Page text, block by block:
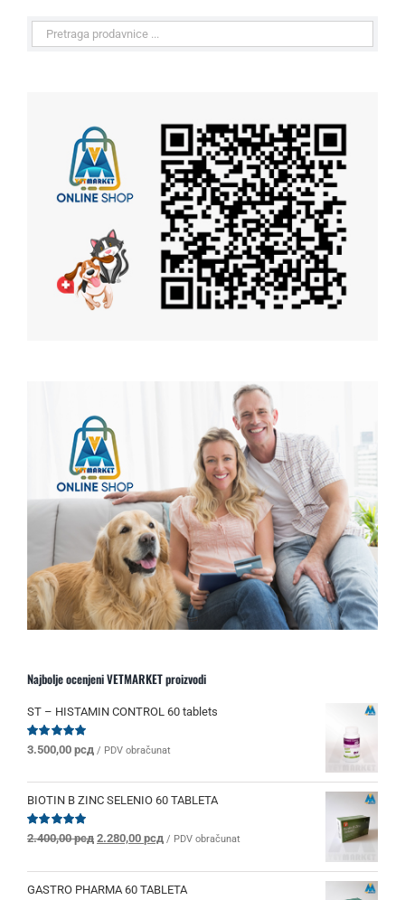
Najbolje ocenjeni VETMARKET proizvodi
ST – HISTAMIN CONTROL 60 tablets
Ocenjeno
od 5
3.500,00 рсд / PDV obračunat
BIOTIN B ZINC SELENIO 60 TABLETA
Ocenjeno
od 5
2.400,00рсд Originalna
je
bila:
2.280,00 рсдTrenutna
je:
2.280,00 рсд.
/ PDV obračunat
GASTRO PHARMA 60 TABLETA